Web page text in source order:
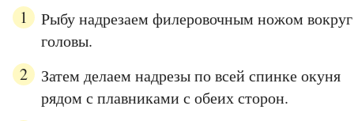
Рыбу надрезаем филеровочным ножом вокруг
головы.
Затем делаем надрезы по всей спинке окуня
рядом с плавниками с обеих сторон.